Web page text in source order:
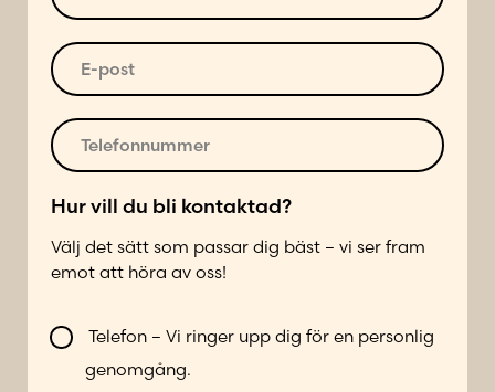
s
*
m
m
r
*
*
E
-
o
s
*
T
e
e
o
n
u
Hur vill du bli kontaktad?
Välj det sätt som passar dig bäst – vi ser fram
emot att höra av oss!
V
i
Telefon – Vi ringer upp dig för en personlig
genomgång.